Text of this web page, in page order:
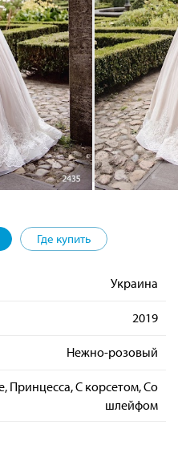
Где купить
Украина
2019
Нежно-розовый
Принцесса, С корсетом, Со
шлейфом